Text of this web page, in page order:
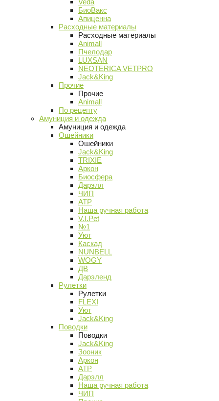
Veda
БиоВакс
Апиценна
Расходные материалы
Расходные материалы
Animall
Пчелодар
LUXSAN
NEOTERICA VETPRO
Jack&King
Прочие
Прочие
Animall
По рецепту
Амуниция и одежда
Амуниция и одежда
Ошейники
Ошейники
Jack&King
TRIXIE
Аркон
Биосфера
Дарэлл
ЧИП
АТР
Наша ручная работа
V.I.Pet
№1
Уют
Каскад
NUNBELL
WOGY
ДВ
Дарэленд
Рулетки
Рулетки
FLEXI
Уют
Jack&King
Поводки
Поводки
Jack&King
Зооник
Аркон
АТР
Дарэлл
Наша ручная работа
ЧИП